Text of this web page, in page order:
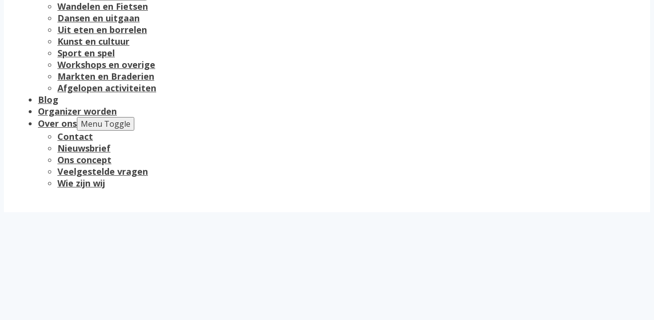
Wandelen en Fietsen
Dansen en uitgaan
Uit eten en borrelen
Kunst en cultuur
Sport en spel
Workshops en overige
Markten en Braderien
Afgelopen activiteiten
Blog
Organizer worden
Over ons Menu Toggle
Contact
Nieuwsbrief
Ons concept
Veelgestelde vragen
Wie zijn wij